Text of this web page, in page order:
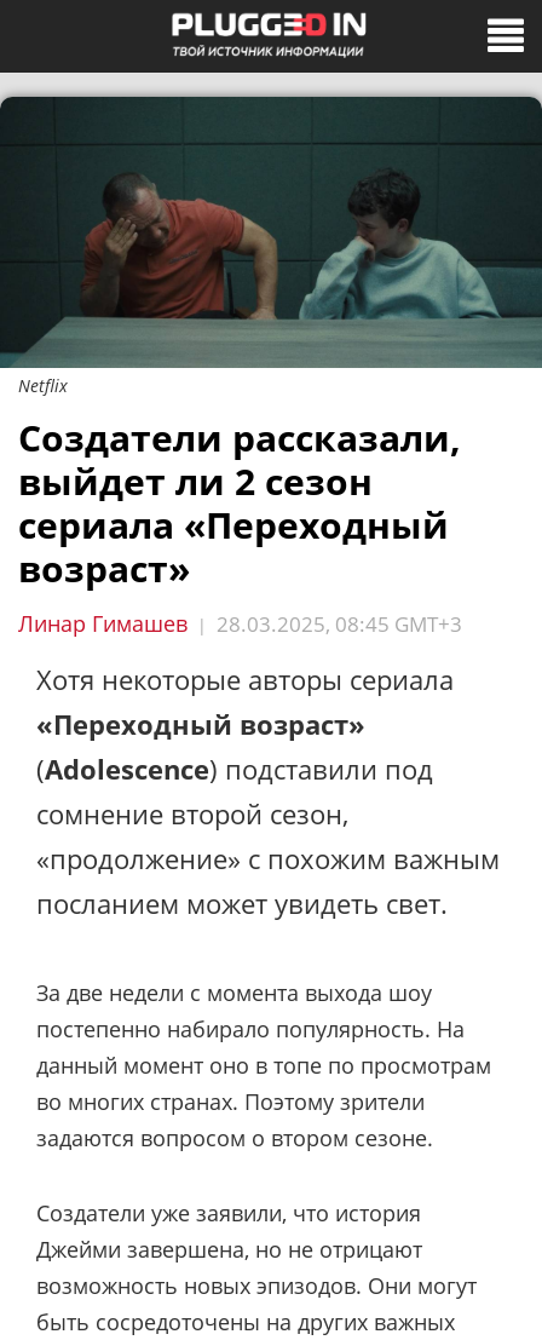
Netflix
Создатели рассказали,
выйдет ли 2 сезон
сериала «Переходный
возраст»
Линар Гимашев | 28.03.2025, 08:45 GMT+3
Хотя некоторые авторы сериала
«Переходный возраст»
(Adolescence) подставили под
сомнение второй сезон,
«продолжение» с похожим важным
посланием может увидеть свет.
За две недели с момента выхода шоу
постепенно набирало популярность. На
данный момент оно в топе по просмотрам
во многих странах. Поэтому зрители
задаются вопросом о втором сезоне.
Создатели уже заявили, что история
Джейми завершена, но не отрицают
возможность новых эпизодов. Они могут
быть сосредоточены на других важных